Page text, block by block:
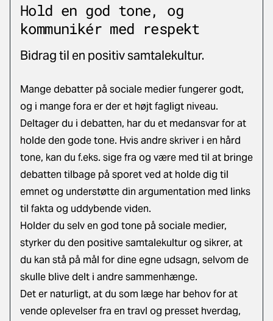
Hold en god tone, og
kommunikér med respekt
Bidrag til en positiv samtalekultur.
Mange debatter på sociale medier fungerer godt,
og i mange fora er der et højt fagligt niveau.
Deltager du i debatten, har du et medansvar for at
holde den gode tone. Hvis andre skriver i en hård
tone, kan du f.eks. sige fra og være med til at bringe
debatten tilbage på sporet ved at holde dig til
emnet og understøtte din argumentation med links
til fakta og uddybende viden.
Holder du selv en god tone på sociale medier,
styrker du den positive samtalekultur og sikrer, at
du kan stå på mål for dine egne udsagn, selvom de
skulle blive delt i andre sammenhænge.
Det er naturligt, at du som læge har behov for at
vende oplevelser fra en travl og presset hverdag,